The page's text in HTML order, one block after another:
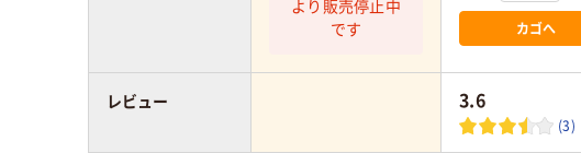
より販売停止中
です
カゴへ
3.6
(3)
レビュー